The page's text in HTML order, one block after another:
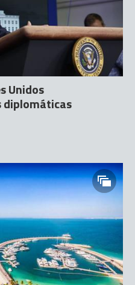
Unidos
diplomáticas